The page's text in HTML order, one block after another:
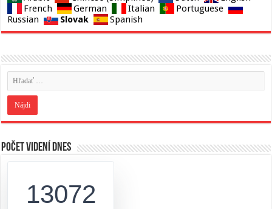
French
German Italian
Portuguese
Russian
Slovak Spanish
Počet videní dnes
13072